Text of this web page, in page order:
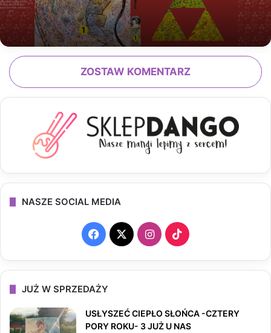
ZOSTAW KOMENTARZ
NASZE SOCIAL MEDIA
F
a
c
e
X
I
n
T
i
T
JUŻ W SPRZEDAŻY
USŁYSZEĆ CIEPŁO SŁOŃCA -CZTERY
PORY ROKU- 3 JUŻ U NAS